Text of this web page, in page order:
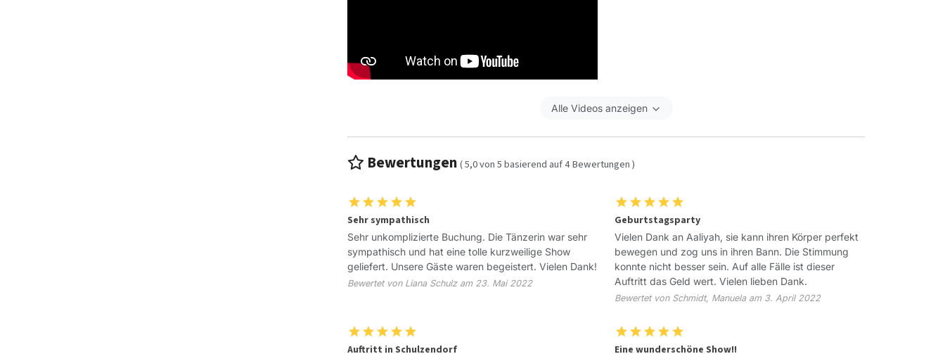
Alle Videos anzeigen
Bewertungen(5,0von5basierend auf4Bewertungen )
Sehr sympathisch
Sehr unkomplizierte Buchung. Die Tänzerin war sehr
sympathisch und hat eine tolle kurzweilige Show
geliefert. Unsere Gäste waren begeistert. Vielen Dank!
Bewertet von Liana Schulz am 23. Mai 2022
Geburtstagsparty
Vielen Dank an Aaliyah, sie kann ihren Körper perfekt
bewegen und zog uns in ihren Bann. Die Stimmung
konnte nicht besser sein. Auf alle Fälle ist dieser
Auftritt das Geld wert. Vielen lieben Dank.
Bewertet von Schmidt, Manuela am 3. April 2022
Auftritt in Schulzendorf Eine wunderschöne Show!!